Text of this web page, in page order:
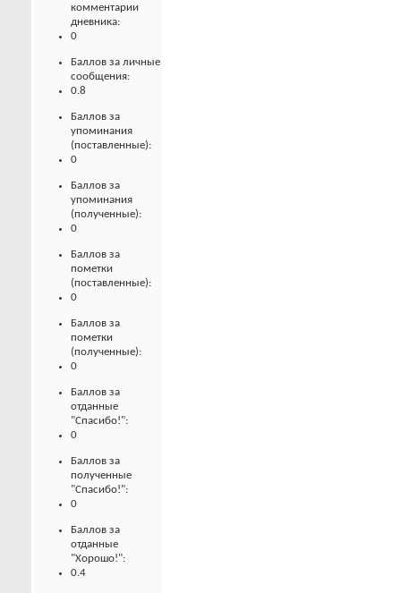
комментарии
дневника:
0
Баллов за личные
сообщения:
0.8
Баллов за
упоминания
(поставленные):
0
Баллов за
упоминания
(полученные):
0
Баллов за
пометки
(поставленные):
0
Баллов за
пометки
(полученные):
0
Баллов за
отданные
"Спасибо!":
0
Баллов за
полученные
"Спасибо!":
0
Баллов за
отданные
"Хорошо!":
0.4